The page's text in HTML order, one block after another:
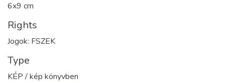
6x9 cm
Rights
Jogok: FSZEK
Type
KÉP / kép könyvben